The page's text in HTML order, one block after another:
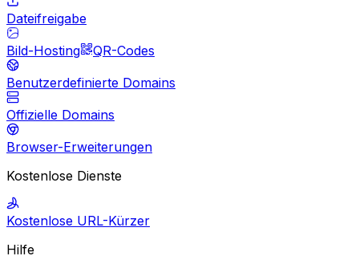
Dateifreigabe
Bild-Hosting
QR-Codes
Benutzerdefinierte Domains
Offizielle Domains
Browser-Erweiterungen
Kostenlose Dienste
Kostenlose URL-Kürzer
Hilfe